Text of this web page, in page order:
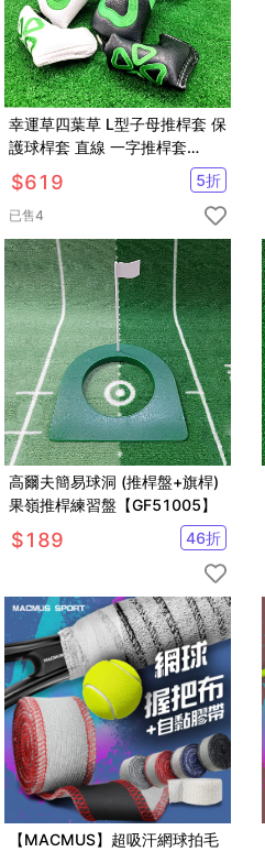
幸運草四葉草 L型子母推桿套 保
護球桿套 直線 一字推桿套
【GF23014】
$619 5折
已售4
高爾夫簡易球洞 (推桿盤+旗桿)
果嶺推桿練習盤【GF51005】
$189 46折
【MACMUS】超吸汗網球拍毛